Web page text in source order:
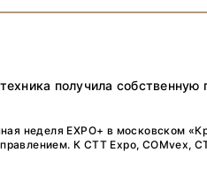
получила
неделя EXPO+ в московском
К CTT Expo, COMvex,